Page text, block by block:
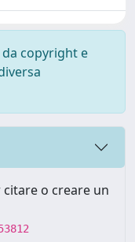
copyright e
o creare un